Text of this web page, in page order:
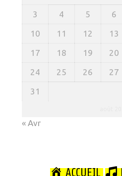
3 4 5 6
10 11 12 13
17 18 19 20
24 25 26 27
31
« Avr
ACCUEIL